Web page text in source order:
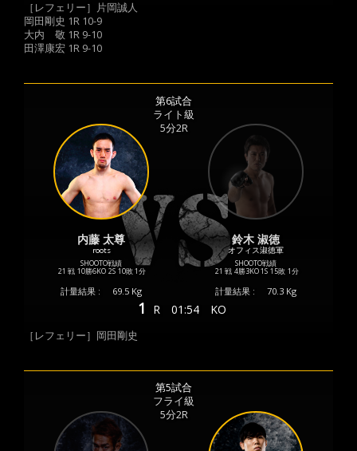
［レフェリー］片岡誠人
岡田剛史 1R 10-9
大内 敬 1R 9-10
田澤康宏 1R 9-10
第6試合
ライト級
5分2R
内藤 太尊
roots
SHOOTO戦績
21 戦 10勝6KO 2S 10敗 1分
計量結果 : 69.5 Kg
鈴木 淑徳
オフィス淑徳軍
SHOOTO戦績
21 戦 4勝3KO 1S 15敗 1分
計量結果 : 70.3 Kg
1 R 01:54 KO
［レフェリー］岡田剛史
第5試合
フライ級
5分2R